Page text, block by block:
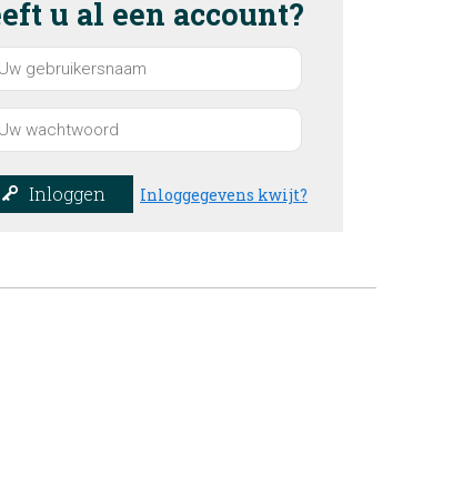
u al een account?
Inloggen Inloggegevens kwijt?